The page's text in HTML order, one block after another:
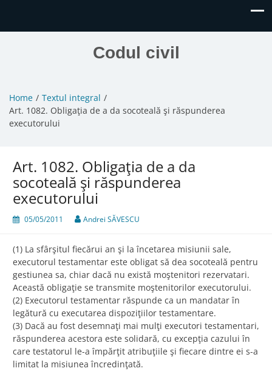
Codul civil
Home
Textul integral
Art. 1082. Obligaţia de a da socoteală şi răspunderea
executorului
Art. 1082. Obligaţia de a da
socoteală şi răspunderea
executorului
05/05/2011 Andrei SĂVESCU
(1) La sfârşitul fiecărui an şi la încetarea misiunii sale,
executorul testamentar este obligat să dea socoteală pentru
gestiunea sa, chiar dacă nu există moştenitori rezervatari.
Această obligaţie se transmite moştenitorilor executorului.
(2) Executorul testamentar răspunde ca un mandatar în
legătură cu executarea dispoziţiilor testamentare.
(3) Dacă au fost desemnaţi mai mulţi executori testamentari,
răspunderea acestora este solidară, cu excepţia cazului în
care testatorul le-a împărţit atribuţiile şi fiecare dintre ei s-a
limitat la misiunea încredinţată.